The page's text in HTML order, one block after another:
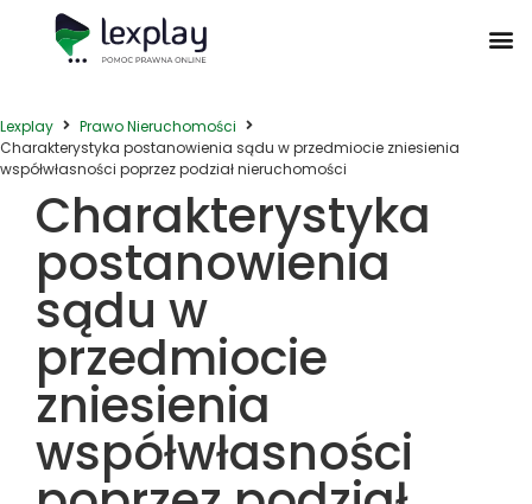
Lexplay
Prawo Nieruchomości
Charakterystyka postanowienia sądu w przedmiocie zniesienia
współwłasności poprzez podział nieruchomości
Charakterystyka
postanowienia
sądu w
przedmiocie
zniesienia
współwłasności